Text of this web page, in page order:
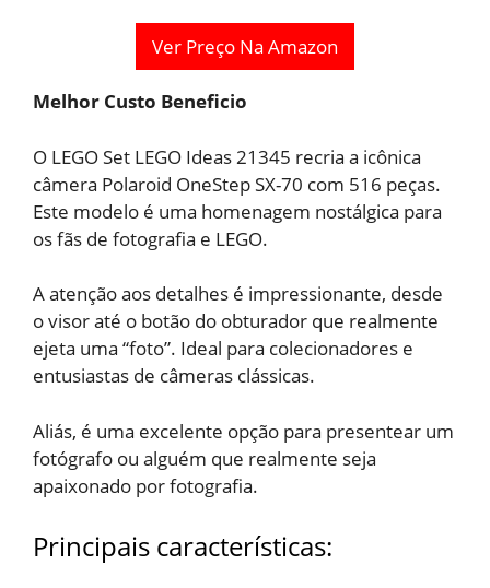
Ver Preço Na Amazon
Melhor Custo Beneficio
O LEGO Set LEGO Ideas 21345 recria a icônica
câmera Polaroid OneStep SX-70 com 516 peças.
Este modelo é uma homenagem nostálgica para
os fãs de fotografia e LEGO.
A atenção aos detalhes é impressionante, desde
o visor até o botão do obturador que realmente
ejeta uma “foto”. Ideal para colecionadores e
entusiastas de câmeras clássicas.
Aliás, é uma excelente opção para presentear um
fotógrafo ou alguém que realmente seja
apaixonado por fotografia.
Principais características: